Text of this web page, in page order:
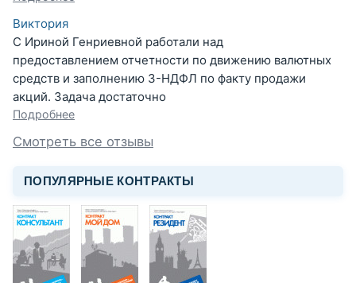
Виктория
С Ириной Генриевной работали над
предоставлением отчетности по движению валютных
средств и заполнению 3-НДФЛ по факту продажи
акций. Задача достаточно
Подробнее
Смотреть все отзывы
ПОПУЛЯРНЫЕ КОНТРАКТЫ